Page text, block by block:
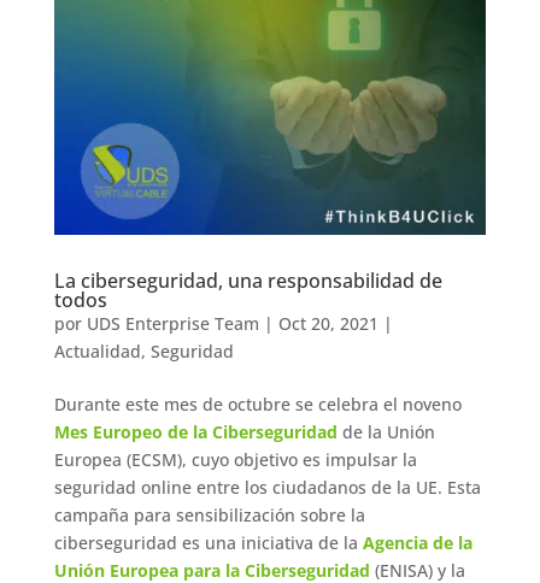
La ciberseguridad, una responsabilidad de
todos
por UDS Enterprise Team | Oct 20, 2021 |
Actualidad, Seguridad
Durante este mes de octubre se celebra el noveno
Mes Europeo de la Ciberseguridad de la Unión
Europea (ECSM), cuyo objetivo es impulsar la
seguridad online entre los ciudadanos de la UE. Esta
campaña para sensibilización sobre la
ciberseguridad es una iniciativa de la Agencia de la
Unión Europea para la Ciberseguridad (ENISA) y la